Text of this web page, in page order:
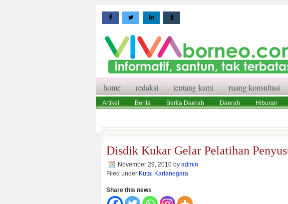
home redaksi tentang kami ruang konsultasi
Artikel Berita Berita Daerah Daerah Hiburan
Disdik Kukar Gelar Pelatihan
November 29, 2010 by admin
Filed under Kutai Kartanegara
Share this news